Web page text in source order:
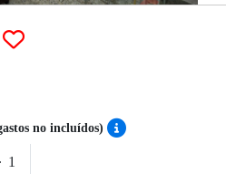
no incluídos)
1